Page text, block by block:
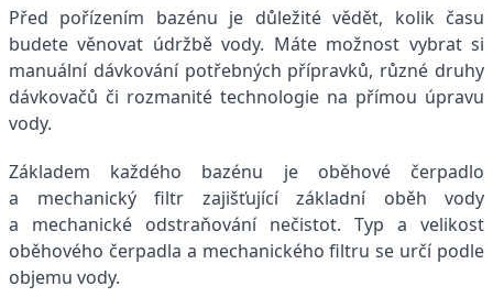
Před pořízením bazénu je důležité vědět, kolik času
budete věnovat údržbě vody. Máte možnost vybrat si
manuální dávkování potřebných přípravků, různé druhy
dávkovačů či rozmanité technologie na přímou úpravu
vody.
Základem každého bazénu je oběhové čerpadlo
a mechanický filtr zajišťující základní oběh vody
a mechanické odstraňování nečistot. Typ a velikost
oběhového čerpadla a mechanického filtru se určí podle
objemu vody.